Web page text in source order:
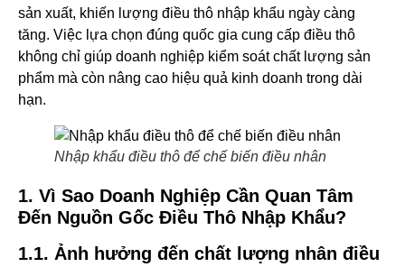
sản xuất, khiến lượng điều thô nhập khẩu ngày càng
tăng. Việc lựa chọn đúng quốc gia cung cấp điều thô
không chỉ giúp doanh nghiệp kiểm soát chất lượng sản
phẩm mà còn nâng cao hiệu quả kinh doanh trong dài
hạn.
Nhập khẩu điều thô để chế biến điều nhân
1. Vì Sao Doanh Nghiệp Cần Quan Tâm
Đến Nguồn Gốc Điều Thô Nhập Khẩu?
1.1. Ảnh hưởng đến chất lượng nhân điều